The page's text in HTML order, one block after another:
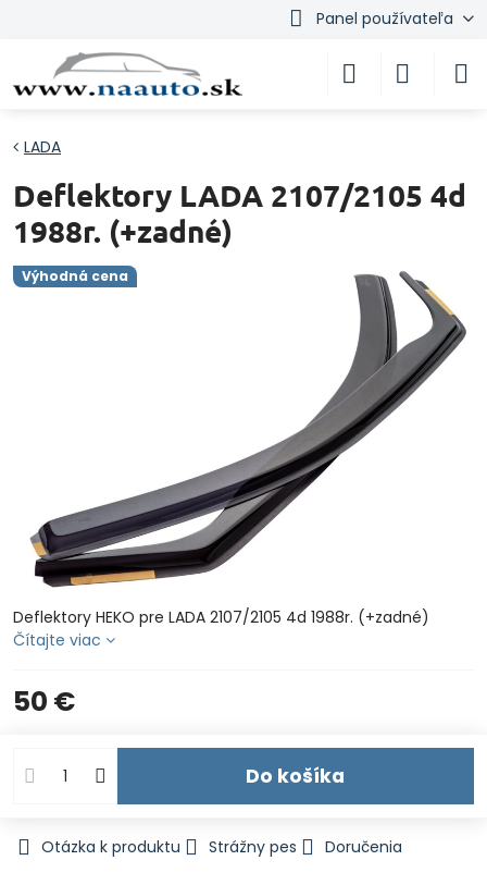
Panel používateľa
Výhodná cena
LADA
Deflektory LADA 2107/2105 4d
1988r. (+zadné)
Deflektory HEKO pre LADA 2107/2105 4d 1988r. (+zadné)
Čítajte viac
50 €
Do košíka
Otázka k produktu Strážny pes
Doručenia